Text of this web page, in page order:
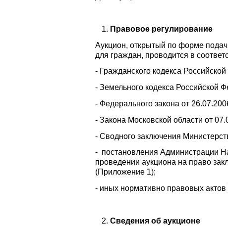
Правовое регулирование
Аукцион, открытый по форме
для граждан, проводится в
- Гражданского кодекса
- Земельного кодекса Российской
- Федерального закона от
- Закона Московской области от
- Сводного заключения
- постановления Администрации
проведении аукциона на право
(Приложение 1);
- иных нормативно правовых
Сведения об аукционе